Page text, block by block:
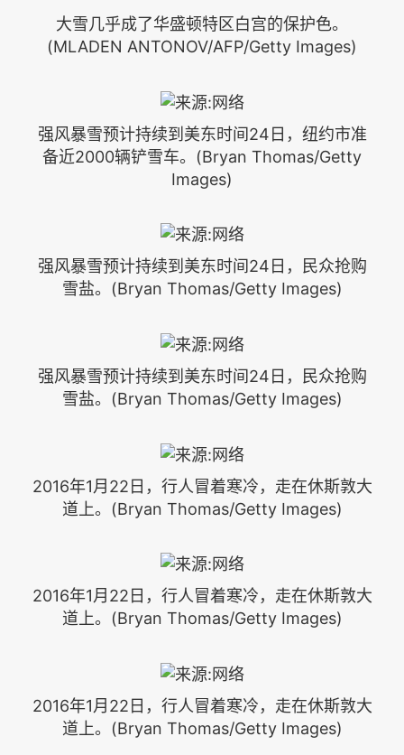
大雪几乎成了华盛顿特区白宫的保护色。
(MLADEN ANTONOV/AFP/Getty Images)
强风暴雪预计持续到美东时间24日，纽约市准
备近2000辆铲雪车。(Bryan Thomas/Getty
Images)
强风暴雪预计持续到美东时间24日，民众抢购
雪盐。(Bryan Thomas/Getty Images)
强风暴雪预计持续到美东时间24日，民众抢购
雪盐。(Bryan Thomas/Getty Images)
2016年1月22日，行人冒着寒冷，走在休斯敦大
道上。(Bryan Thomas/Getty Images)
2016年1月22日，行人冒着寒冷，走在休斯敦大
道上。(Bryan Thomas/Getty Images)
2016年1月22日，行人冒着寒冷，走在休斯敦大
道上。(Bryan Thomas/Getty Images)